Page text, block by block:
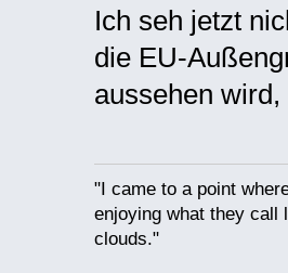
Ich seh jetzt
die EU-
aussehen
"I came to a point
enjoying what they call
clouds."